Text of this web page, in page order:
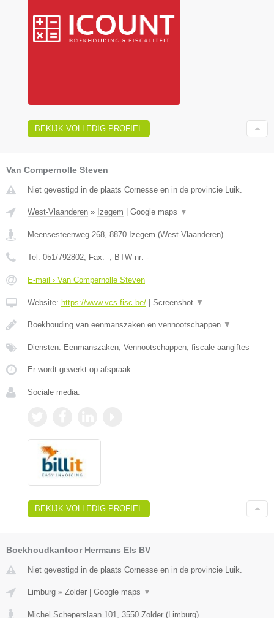
BEKIJK VOLLEDIG PROFIEL
Van Compernolle Steven
Niet gevestigd in de plaats Cornesse en in de provincie Luik.
West-Vlaanderen » Izegem Google maps ▼
Meensesteenweg 268, 8870 Izegem (West-Vlaanderen)
Tel: 051/792802, Fax: -, BTW-nr: -
E-mail › Van Compernolle Steven
Website: https://www.vcs-fisc.be/ Screenshot ▼
Boekhouding van eenmanszaken en vennootschappen ▼
Diensten: Eenmanszaken, Vennootschappen, fiscale aangiftes
Er wordt gewerkt op afspraak.
Sociale media:
BEKIJK VOLLEDIG PROFIEL
Boekhoudkantoor Hermans Els BV
Niet gevestigd in de plaats Cornesse en in de provincie Luik.
Limburg » Zolder Google maps ▼
Michel Scheperslaan 101, 3550 Zolder (Limburg)